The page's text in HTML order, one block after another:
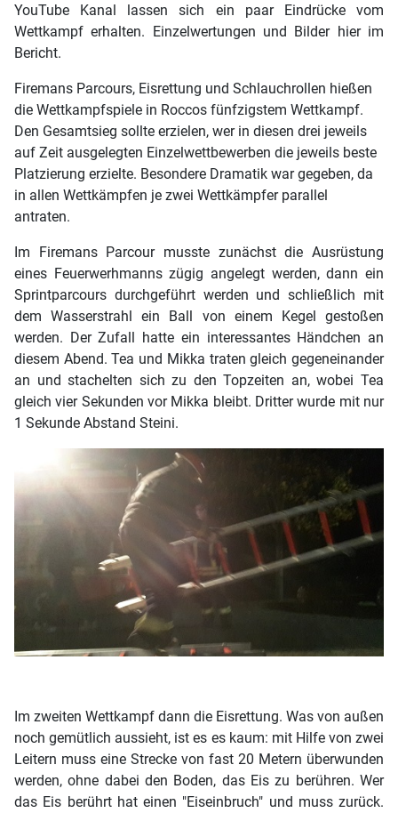
YouTube Kanal lassen sich ein paar Eindrücke vom
Wettkampf erhalten. Einzelwertungen und Bilder hier im
Bericht.
Firemans Parcours, Eisrettung und Schlauchrollen hießen
die Wettkampfspiele in Roccos fünfzigstem Wettkampf.
Den Gesamtsieg sollte erzielen, wer in diesen drei jeweils
auf Zeit ausgelegten Einzelwettbewerben die jeweils beste
Platzierung erzielte. Besondere Dramatik war gegeben, da
in allen Wettkämpfen je zwei Wettkämpfer parallel
antraten.
Im Firemans Parcour musste zunächst die Ausrüstung
eines Feuerwerhmanns zügig angelegt werden, dann ein
Sprintparcours durchgeführt werden und schließlich mit
dem Wasserstrahl ein Ball von einem Kegel gestoßen
werden. Der Zufall hatte ein interessantes Händchen an
diesem Abend. Tea und Mikka traten gleich gegeneinander
an und stachelten sich zu den Topzeiten an, wobei Tea
gleich vier Sekunden vor Mikka bleibt. Dritter wurde mit nur
1 Sekunde Abstand Steini.
Im zweiten Wettkampf dann die Eisrettung. Was von außen
noch gemütlich aussieht, ist es es kaum: mit Hilfe von zwei
Leitern muss eine Strecke von fast 20 Metern überwunden
werden, ohne dabei den Boden, das Eis zu berühren. Wer
das Eis berührt hat einen "Eiseinbruch" und muss zurück.